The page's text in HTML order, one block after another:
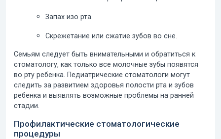
Запах изо рта.
Скрежетание или сжатие зубов во сне.
Семьям следует быть внимательными и обратиться к
стоматологу, как только все молочные зубы появятся
во рту ребенка. Педиатрические стоматологи могут
следить за развитием здоровья полости рта и зубов
ребенка и выявлять возможные проблемы на ранней
стадии.
Профилактические стоматологические
процедуры